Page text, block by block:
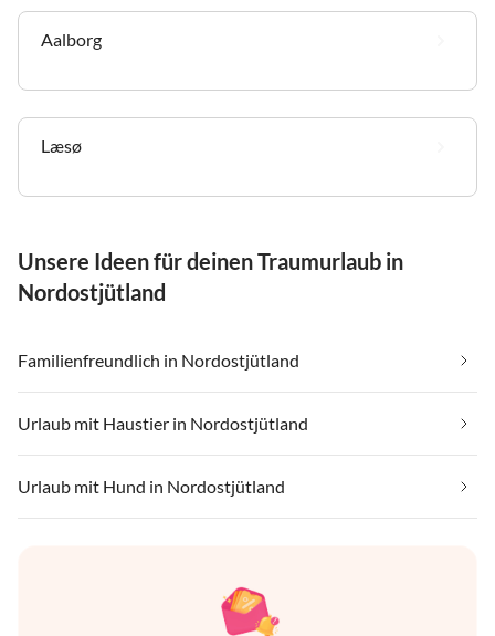
Aalborg
Læsø
Unsere Ideen für deinen Traumurlaub in
Nordostjütland
Familienfreundlich in Nordostjütland
Urlaub mit Haustier in Nordostjütland
Urlaub mit Hund in Nordostjütland